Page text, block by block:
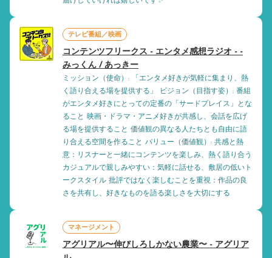
テレビ番組／映画
コンテンツフリークス - エンタメ感想ラジオ - -
みっくん / あっきー
ミッション（使命）: 「エンタメ好きが気軽に集まり、熱
く語り合える場を提供する」 ビジョン（目指す姿）: 番組
がエンタメ好きにとっての定番の「サードプレイス」とな
ること 映画・ドラマ・アニメ好きが共感し、会話を広げ
る場を提供すること 価値観の異なる人たちとも自由に語
り合える空間を作ること バリュー（価値観）: 共感と熱
意：リスナーと一緒にコンテンツを楽しみ、熱く語り合う
カジュアルで親しみやすい：気軽に話せる、敷居の低いト
ークスタイル 批評ではなく楽しむことを重視：作品の良
さを共有し、好きなものを語る楽しさを大切にする
マネージメント
アグリアル〜伸びしろしかない農業〜 - アグリア